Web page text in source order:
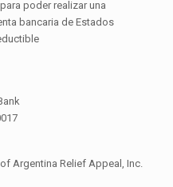
poder realizar una
bancaria de Estados
Argentina Relief Appeal, Inc.